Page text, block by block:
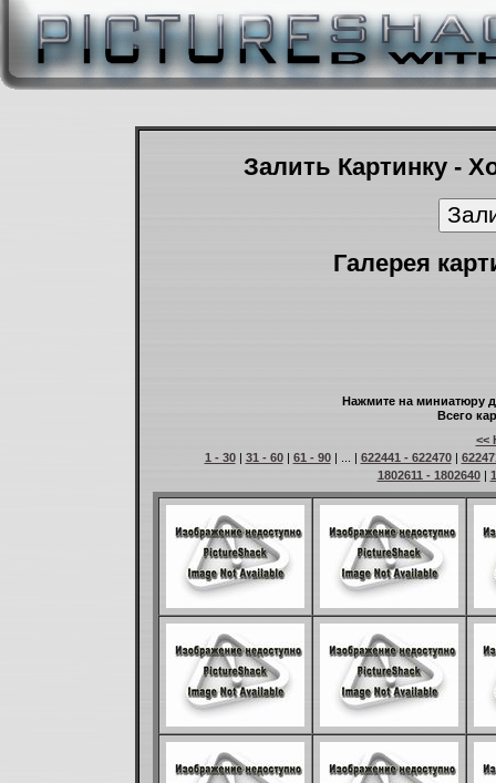
Залить Картинку -
Галерея
Нажмите на миниатюру
Всего
<<
1 - 30| 31 - 60| 61 - 90| ... | 622441 - 622470|
1802611 - 1802640|